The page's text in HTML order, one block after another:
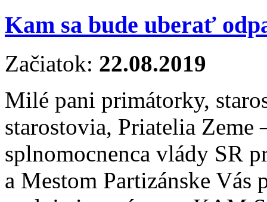
Kam sa bude uberať
Začiatok: 22.08.2019
Milé pani primátorky,
starostovia, Priatelia Zeme
splnomocnenca vlády SR
a Mestom Partizánske